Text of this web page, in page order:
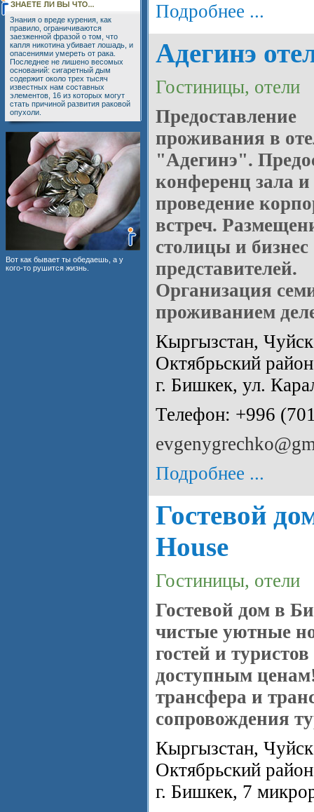
Знания о вреде курения, как
правило, ограничиваются
заезженной фразой о том, что
капля никотина убивает лошадь, и
опасениями умереть от рака.
Последнее не лишено весомых
оснований: сигаретный дым
содержит около трех тысяч
известных нам составных
элементов, 16 из которых могут
стать причиной развития раковой
опухоли.
Вот как бывает ты обедаешь, а у
кого-то рушится жизнь.
Подробнее ...
Адегинэ
Гостиницы, отели
Предоставление
проживания в
"Адегинэ".
конференц зала и
проведение
встреч.
столицы и бизнес
представителей.
Организация
проживанием
Кыргызстан,
Октябрьский
г. Бишкек, ул.
Телефон: +996
Подробнее ...
Гостевой
House
Гостиницы, отели
Гостевой дом в
чистые уютные
гостей и
доступным
трансфера и
сопровождения
Кыргызстан,
Октябрьский
г. Бишкек, 7